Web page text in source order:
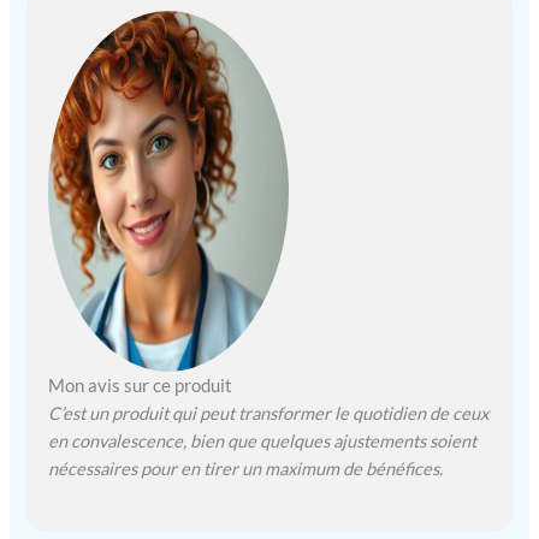
personnalisé, adapté à
vous : avec une hauteur
de colonne de
direction réglable
allant de 38,0 à 45,9
pouces/ 965 - 1165
mm et une hauteur de
genouillère de 19,7 à
24,8 pouces/ 500 - 630
mm, notre genouillère
fonction de votre taille,
réduisant ainsi la
pression sur votre
Mon avis sur ce produit
C’est un produit qui peut transformer le quotidien de ceux
en convalescence, bien que quelques ajustements soient
nécessaires pour en tirer un maximum de bénéfices.